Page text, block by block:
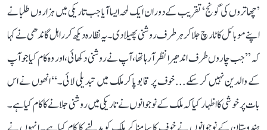
’چھاتروں کی گونج‘ تقریب کے دوران ایک لمحہ ایسا آیا جب تاریکی میں ہزاروں طلبا نے
اپنے موبائل کا ٹارچ جلا کر ہر طرف روشنی پھیلا دی۔ یہ نظارہ دیکھ کر راہل گاندھی نے کہا
کہ ’’جب چاروں طرف اندھیرا نظر آ رہا تھا، آپ نے روشنی دکھائی، اور وہ کام کیا جو آپ
کے والدین نہیں کر سکے... خوف پر قابو پا کر ملک میں تبدیلی لائی۔‘‘ انھوں نے اس
بات پر خوشی کا اظہار کیا کہ ملک کے نوجوانوں نے تاریکی میں روشنی جلانے کا کام کیا ہے۔